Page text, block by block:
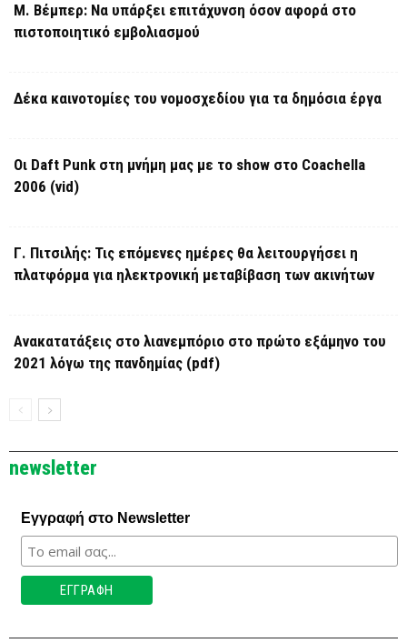
Μ. Βέμπερ: Να υπάρξει επιτάχυνση όσον αφορά στο
πιστοποιητικό εμβολιασμού
Δέκα καινοτομίες του νομοσχεδίου για τα δημόσια έργα
Οι Daft Punk στη μνήμη μας με το show στο Coachella
2006 (vid)
Γ. Πιτσιλής: Τις επόμενες ημέρες θα λειτουργήσει η
πλατφόρμα για ηλεκτρονική μεταβίβαση των ακινήτων
Ανακατατάξεις στο λιανεμπόριο στο πρώτο εξάμηνο του
2021 λόγω της πανδημίας (pdf)
newsletter
Εγγραφή στο Newsletter